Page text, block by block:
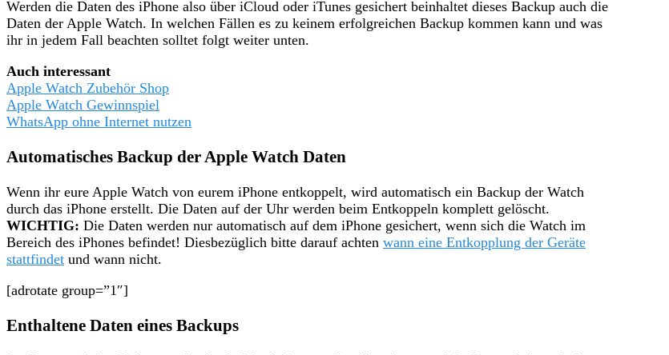
Werden die Daten des iPhone also über iCloud oder iTunes gesichert beinhaltet dieses Backup auch die
Daten der Apple Watch. In welchen Fällen es zu keinem erfolgreichen Backup kommen kann und was
ihr in jedem Fall beachten solltet folgt weiter unten.
Auch interessant
Apple Watch Zubehör Shop
Apple Watch Gewinnspiel
WhatsApp ohne Internet nutzen
Automatisches Backup der Apple Watch Daten
Wenn ihr eure Apple Watch von eurem iPhone entkoppelt, wird automatisch ein Backup der Watch
durch das iPhone erstellt. Die Daten auf der Uhr werden beim Entkoppeln komplett gelöscht.
WICHTIG: Die Daten werden nur automatisch auf dem iPhone gesichert, wenn sich die Watch im
Bereich des iPhones befindet! Diesbezüglich bitte darauf achten wann eine Entkopplung der Geräte
stattfindet und wann nicht.
[adrotate group=”1″]
Enthaltene Daten eines Backups